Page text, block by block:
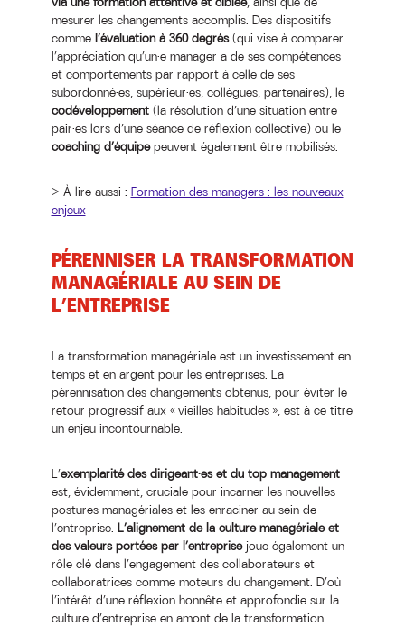
mesurer les changements accomplis. Des dispositifs
comme l’évaluation à 360 degrés(qui vise à comparer
l’appréciation qu’un·e manager a de ses compétences
et comportements par rapport à celle de ses
subordonné·es, supérieur·es, collègues, partenaires), le
codéveloppement(la résolution d’une situation entre
pair·es lors d’une séance de réflexion collective) ou le
coaching d’équipepeuvent également être mobilisés.
> À lire aussi : Formation des managers : les nouveaux
enjeux
PÉRENNISER LA TRANSFORMATION
MANAGÉRIALE AU SEIN DE
L’ENTREPRISE
La transformation managériale est un investissement en
temps et en argent pour les entreprises. La
pérennisation des changements obtenus, pour éviter le
retour progressif aux « vieilles habitudes », est à ce titre
un enjeu incontournable.
L’exemplarité des dirigeant·es et du top management
est, évidemment, cruciale pour incarner les nouvelles
postures managériales et les enraciner au sein de
l’entreprise. L’alignement de la culture managériale et
des valeurs portées par l’entreprisejoue également un
rôle clé dans l’engagement des collaborateurs et
collaboratrices comme moteurs du changement. D’où
l’intérêt d’une réflexion honnête et approfondie sur la
culture d’entreprise en amont de la transformation.